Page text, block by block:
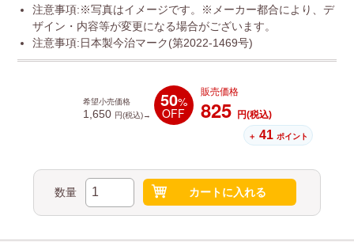
注意事項:※写真はイメージです。※メーカー都合により、デ
ザイン・内容等が変更になる場合がございます。
注意事項:日本製今治マーク(第2022-1469号)
希望小売価格
1,650 円(税込)→
50%
OFF
販売価格
825 円(税込)
＋ 41 ポイント
数量 カートに入れる